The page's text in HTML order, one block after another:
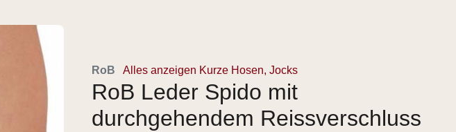
RoB Alles anzeigen Kurze Hosen, Jocks
RoB Leder Spido mit
durchgehendem Reissverschluss